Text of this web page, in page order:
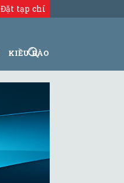
Đặt tạp chí
KIỀU BÀO